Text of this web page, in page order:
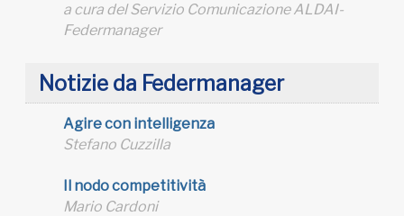
a cura del Servizio Comunicazione ALDAI-
Federmanager
Notizie da Federmanager
Agire con intelligenza
Stefano Cuzzilla
Il nodo competitività
Mario Cardoni